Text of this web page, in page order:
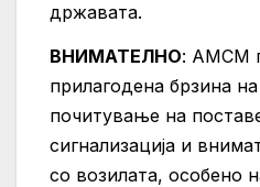
државата.
ВНИМАТЕЛНО: АМСМ
прилагодена брзина
почитување на
сигнализација и
со возилата, особено